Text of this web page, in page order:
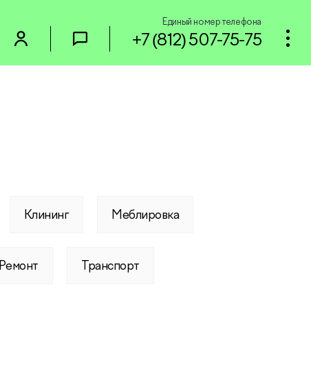
Единый номер телефона
+7 (812) 507-75-75
Клининг Меблировка
Ремонт Транспорт